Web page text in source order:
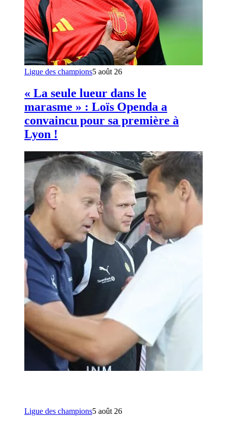
Ligue des champions5 août 26
« La seule lueur dans le
marasme » : Loïs Openda a
convaincu pour sa première à
Lyon !
Ligue des champions5 août 26